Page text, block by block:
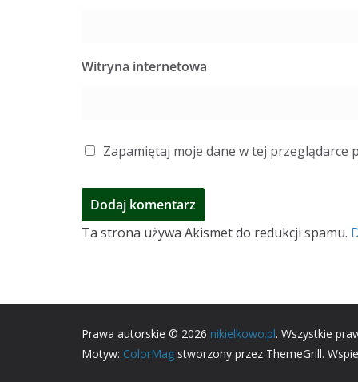
Witryna internetowa
Zapamiętaj moje dane w tej przeglądarce
Ta strona używa Akismet do redukcji spamu.
Prawa autorskie © 2026 nikielkowo.pl. Wszystkie
Motyw: ColorMag stworzony przez ThemeGrill.